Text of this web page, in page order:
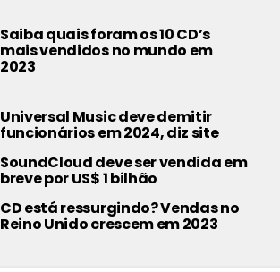
Saiba quais foram os 10 CD’s
mais vendidos no mundo em
2023
Universal Music deve demitir
funcionários em 2024, diz site
SoundCloud deve ser vendida em
breve por US$ 1 bilhão
CD está ressurgindo? Vendas no
Reino Unido crescem em 2023